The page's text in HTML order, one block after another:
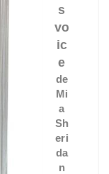
s
vo
ic
e
de
Mi
a
Sh
eri
da
n